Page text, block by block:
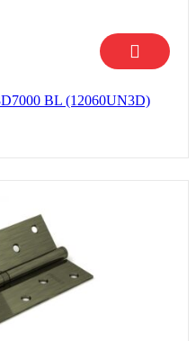
BL (12060UN3D)